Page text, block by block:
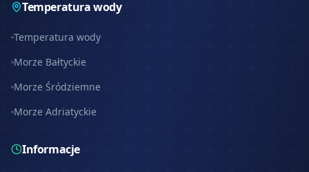
Temperatura wody
Temperatura wody
Morze Bałtyckie
Morze Śródziemne
Morze Adriatyckie
Informacje